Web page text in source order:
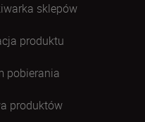
sklepów
produktu
pobierania
produktów